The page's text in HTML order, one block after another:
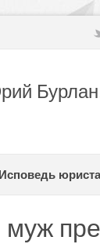
Исповедь юриста